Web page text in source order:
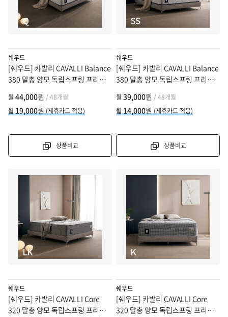
쉐우드
[쉐우드] 카발리 CAVALLI Balance
380 말총 양모 독립스프링 프리미
월 44,000원 / 48개월
월 19,000원 (제휴카드 적용)
상품비교
쉐우드
[쉐우드] 카발리 CAVALLI Balance
380 말총 양모 독립스프링 프리미
월 39,000원 / 48개월
월 14,000원 (제휴카드 적용)
상품비교
쉐우드
[쉐우드] 카발리 CAVALLI Core
320 말총 양모 독립스프링 프리미
쉐우드
[쉐우드] 카발리 CAVALLI Core
320 말총 양모 독립스프링 프리미